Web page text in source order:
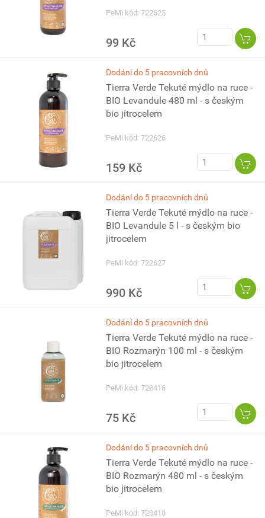
PeMi kód: 722625
99 Kč
Dodání do 5 pracovních dnů
Tierra Verde Tekuté mýdlo na ruce -
BIO Levandule 480 ml - s českým
bio jitrocelem
PeMi kód: 722626
159 Kč
Dodání do 5 pracovních dnů
Tierra Verde Tekuté mýdlo na ruce -
BIO Levandule 5 l - s českým bio
jitrocelem
PeMi kód: 722627
990 Kč
Dodání do 5 pracovních dnů
Tierra Verde Tekuté mýdlo na ruce -
BIO Rozmarýn 100 ml - s českým
bio jitrocelem
PeMi kód: 728416
75 Kč
Dodání do 5 pracovních dnů
Tierra Verde Tekuté mýdlo na ruce -
BIO Rozmarýn 480 ml - s českým
bio jitrocelem
PeMi kód: 728418